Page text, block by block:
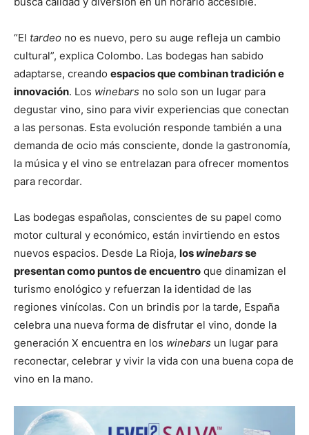
“El tardeo no es nuevo, pero su auge refleja un cambio
cultural”, explica Colombo. Las bodegas han sabido
adaptarse, creando espacios que combinan tradición e
innovación. Los winebars no solo son un lugar para
degustar vino, sino para vivir experiencias que conectan
a las personas. Esta evolución responde también a una
demanda de ocio más consciente, donde la gastronomía,
la música y el vino se entrelazan para ofrecer momentos
para recordar.
Las bodegas españolas, conscientes de su papel como
motor cultural y económico, están invirtiendo en estos
nuevos espacios. Desde La Rioja, los winebarsse
presentan como puntos de encuentro que dinamizan el
turismo enológico y refuerzan la identidad de las
regiones vinícolas. Con un brindis por la tarde, España
celebra una nueva forma de disfrutar el vino, donde la
generación X encuentra en los winebars un lugar para
reconectar, celebrar y vivir la vida con una buena copa de
vino en la mano.